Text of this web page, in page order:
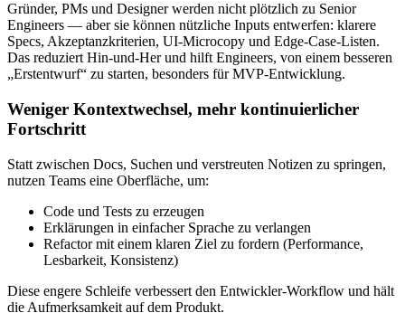
Gründer, PMs und Designer werden nicht plötzlich zu Senior
Engineers — aber sie können nützliche Inputs entwerfen: klarere
Specs, Akzeptanzkriterien, UI-Microcopy und Edge-Case-Listen.
Das reduziert Hin-und-Her und hilft Engineers, von einem besseren
„Erstentwurf“ zu starten, besonders für MVP-Entwicklung.
Weniger Kontextwechsel, mehr kontinuierlicher
Fortschritt
Statt zwischen Docs, Suchen und verstreuten Notizen zu springen,
nutzen Teams eine Oberfläche, um:
Code und Tests zu erzeugen
Erklärungen in einfacher Sprache zu verlangen
Refactor mit einem klaren Ziel zu fordern (Performance,
Lesbarkeit, Konsistenz)
Diese engere Schleife verbessert den Entwickler-Workflow und hält
die Aufmerksamkeit auf dem Produkt.